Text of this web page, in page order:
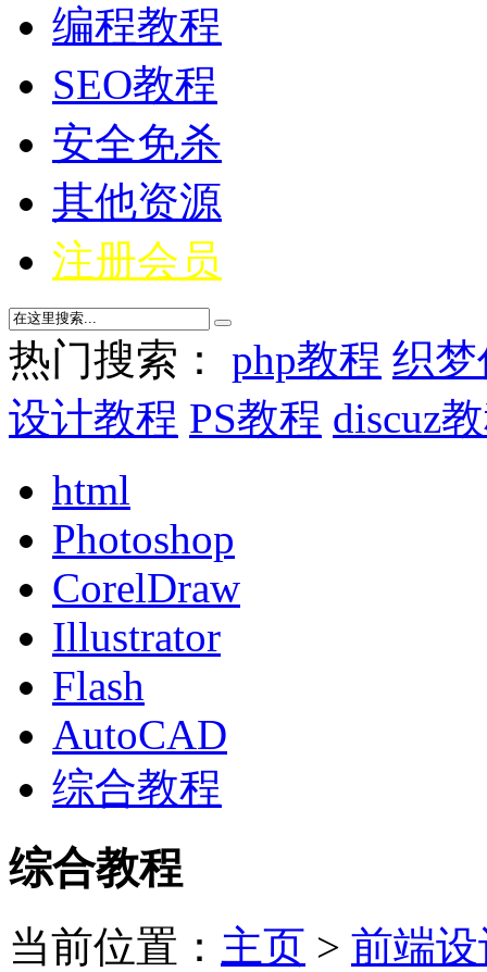
编程教程
SEO教程
安全免杀
其他资源
注册会员
热门搜索： php教程 织
设计教程 PS教程 discuz
html
Photoshop
CorelDraw
Illustrator
Flash
AutoCAD
综合教程
综合教程
当前位置： 主页 > 前端